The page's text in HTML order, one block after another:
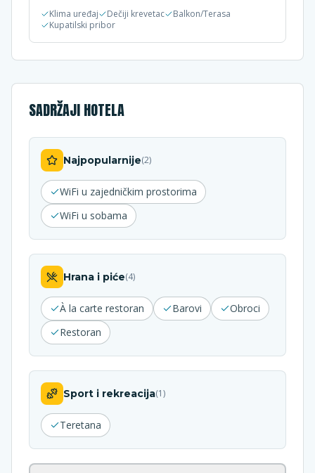
Klima uređaj Dečiji krevetac
Balkon/Terasa
Kupatilski pribor
SADRŽAJI HOTELA
Najpopularnije(2)
WiFi u zajedničkim prostorima
WiFi u sobama
Hrana i piće(4)
À la carte restoran Barovi
Obroci
Restoran
Sport i rekreacija(1)
Teretana